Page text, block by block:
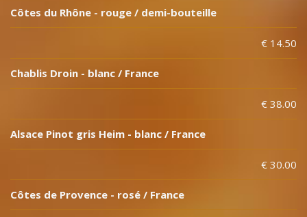
Côtes du Rhône - rouge / demi-bouteille
€ 14.50
Chablis Droin - blanc / France
€ 38.00
Alsace Pinot gris Heim - blanc / France
€ 30.00
Côtes de Provence - rosé / France